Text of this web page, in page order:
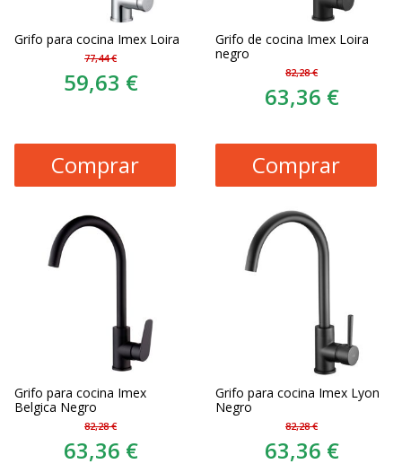
Grifo para cocina Imex Loira
77,44 €
59,63 €
Comprar
Grifo de cocina Imex Loira
negro
82,28 €
63,36 €
Comprar
Grifo para cocina Imex
Belgica Negro
82,28 €
63,36 €
Grifo para cocina Imex Lyon
Negro
82,28 €
63,36 €